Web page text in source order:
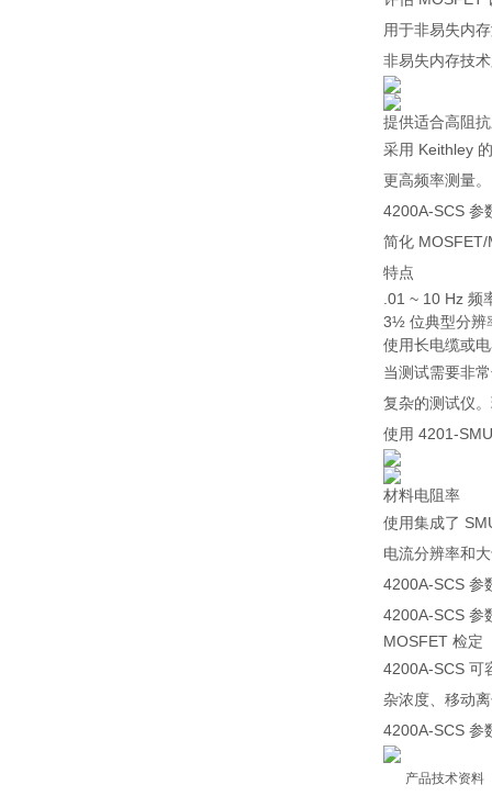
用于非易失内
非易失内存技
提供适合高阻
采用 Keithley
更高频率测量。
4200A-SCS 参
简化 MOSFET/
特点
.01 ~ 10 Hz 频
3½ 位典型分辨
使用长电缆或
当测试需要非
复杂的测试仪
使用 4201-
材料电阻率
使用集成了
电流分辨率和
4200A-SCS 参
4200A-SCS 参
MOSFET 检定
4200A-SCS 可
杂浓度、移动
4200A-SCS 参
产品技术资料